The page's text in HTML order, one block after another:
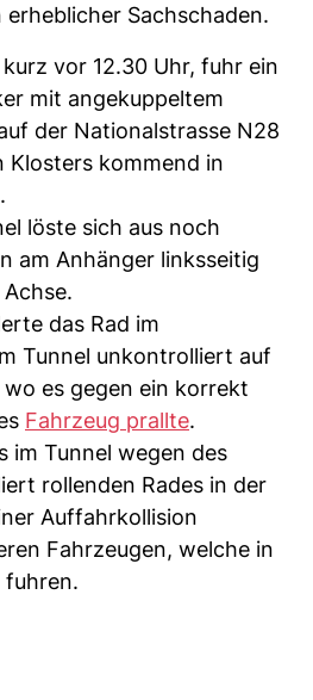
erheblicher Sachschaden.
vor 12.30 Uhr, fuhr ein
mit angekuppeltem
der Nationalstrasse N28
Klosters kommend in
löste sich aus noch
am Anhänger linksseitig
das Rad im
Tunnel unkontrolliert auf
es gegen ein korrekt
Fahrzeug prallte.
im Tunnel wegen des
rollenden Rades in der
Auffahrkollision
Fahrzeugen, welche in
fuhren.